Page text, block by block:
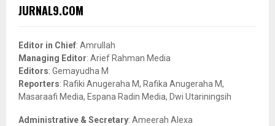
h
o
r
:
JURNAL9.COM
Editor in Chief: Amrullah
Managing Editor: Arief Rahman Media
Editors: Gemayudha M
Reporters: Rafiki Anugeraha M, Rafika Anugeraha M,
Masaraafi Media, Espana Radin Media, Dwi Utariningsih
Administrative & Secretary: Ameerah Alexa